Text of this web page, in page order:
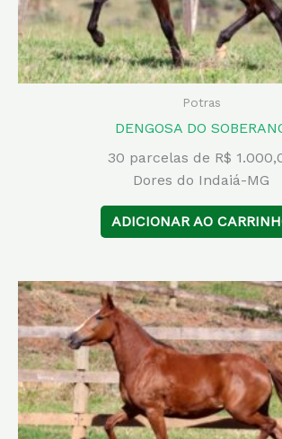
Potras
DENGOSA DO
30 parcelas de R$
Dores do Indaiá-MG
ADICIONAR AO